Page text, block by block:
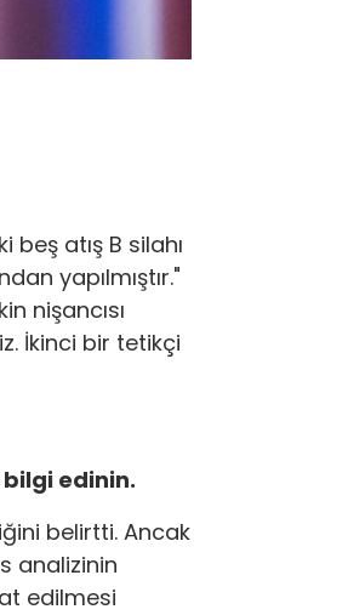
atış B silahı
yapılmıştır."
nişancısı
İkinci bir tetikçi
bilgi edinin.
belirtti. Ancak
analizinin
edilmesi